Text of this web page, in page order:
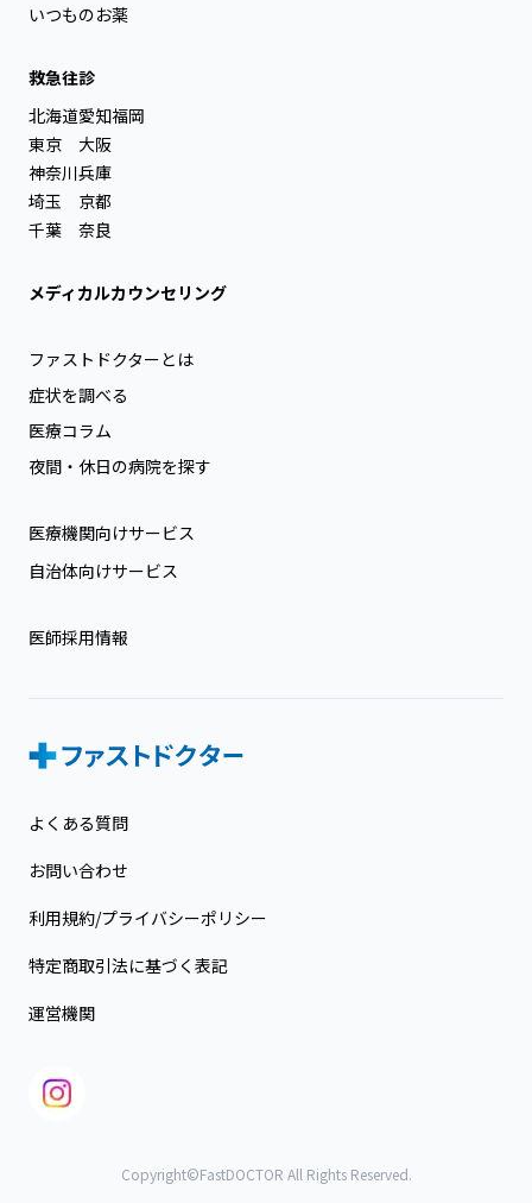
いつものお薬
救急往診
北海道
東京
神奈川
埼玉
千葉
愛知
大阪
兵庫
京都
奈良
福岡
メディカルカウンセリング
ファストドクターとは
症状を調べる
医療コラム
夜間・休日の病院を探す
医療機関向けサービス
自治体向けサービス
医師採用情報
よくある質問
お問い合わせ
利用規約/プライバシーポリシー
特定商取引法に基づく表記
運営機関
Copyright©FastDOCTOR All Rights Reserved.